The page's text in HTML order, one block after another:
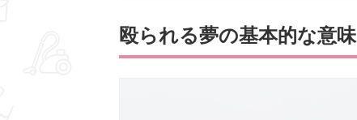
殴られる夢の基本的な意味